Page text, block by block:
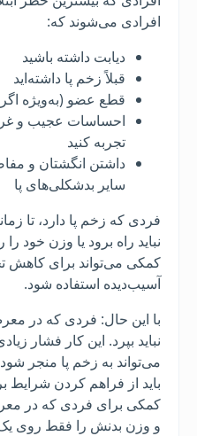
افرادی می‌شوند که:
دیابت داشته باشید
قبلاً زخم پا داشته‌اید
قطع عضو (به‌ویژه
احساسات عجیب و
تجربه کنید
داشتن انگشتان و
سایر بدشکلی‌های پا
فردی که زخم پا دارد، تا
نباید راه برود یا وزن خود
کمکی می‌تواند برای کاهش
آسیب‌دیده استفاده شود.
با این حال: فردی که در
نباید بپرد. این کار فشار
می‌تواند به زخم پا منجر
باید از فراهم کردن شرایط
کمکی برای فردی که در
و وزن بدنش را فقط روی